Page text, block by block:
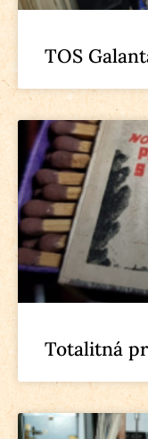
TOS
Totalitná